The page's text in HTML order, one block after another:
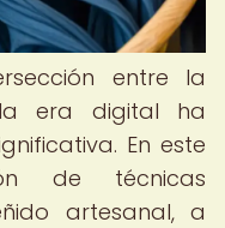
entre la
era digital ha
En este
de técnicas
artesanal, a